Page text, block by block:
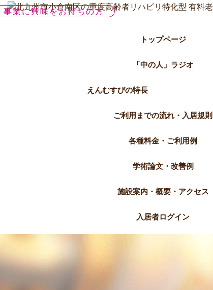
トップページ
「中の人」ラジオ
えんむすびの特長
ご利用までの流れ・入居規則
各種料金・ご利用例
学術論文・改善例
施設案内・概要・アクセス
入居者ログイン
事業に興味をお持ちの方